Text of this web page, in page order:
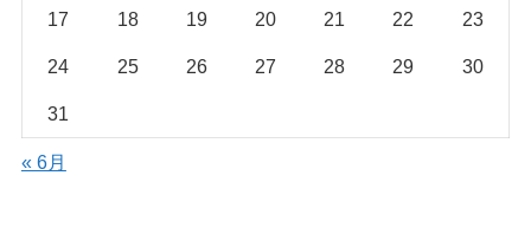
17 18 19 20 21 22 23
24 25 26 27 28 29 30
31
« 6月